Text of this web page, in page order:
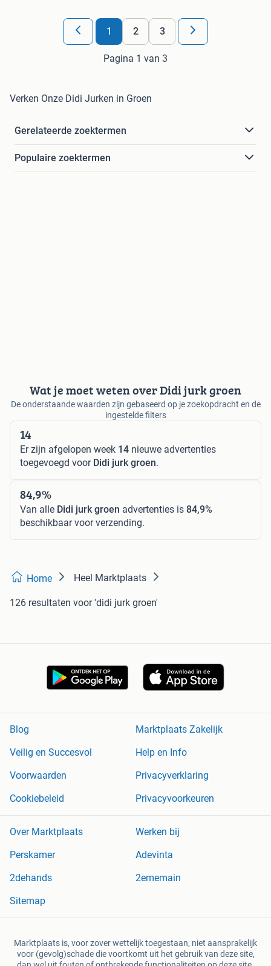
1 2 3
Pagina 1 van 3
Verken Onze Didi Jurken in Groen
Gerelateerde zoektermen
Populaire zoektermen
Wat je moet weten over Didi jurk groen
De onderstaande waarden zijn gebaseerd op je zoekopdracht en de
ingestelde filters
14
Er zijn afgelopen week 14 nieuwe advertenties
toegevoegd voor Didi jurk groen.
84,9%
Van alle Didi jurk groen advertenties is 84,9%
beschikbaar voor verzending.
Home Heel Marktplaats
126 resultaten voor 'didi jurk groen'
Blog
Marktplaats Zakelijk
Veilig en Succesvol
Help en Info
Voorwaarden
Privacyverklaring
Cookiebeleid
Privacyvoorkeuren
Over Marktplaats
Werken bij
Perskamer
Adevinta
2dehands
2ememain
Sitemap
Marktplaats is, voor zover wettelijk toegestaan, niet aansprakelijk
voor (gevolg)schade die voortkomt uit het gebruik van deze site,